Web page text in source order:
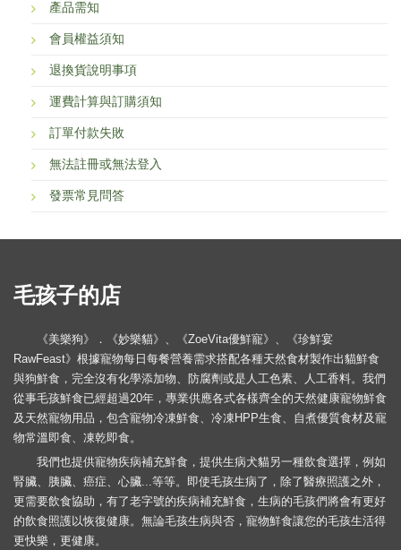
產品需知
會員權益須知
退換貨說明事項
運費計算與訂購須知
訂單付款失敗
無法註冊或無法登入
發票常見問答
毛孩子的店
《美樂狗》．《妙樂貓》、《ZoeVita優鮮寵》、《珍鮮宴
RawFeast》根據寵物每日每餐營養需求搭配各種天然食材製作出貓鮮食
與狗鮮食，完全沒有化學添加物、防腐劑或是人工色素、人工香料。我們
從事毛孩鮮食已經超過20年，專業供應各式各樣齊全的天然健康寵物鮮食
及天然寵物用品，包含寵物冷凍鮮食、冷凍HPP生食、自煮優質食材及寵
物常溫即食、凍乾即食。
我們也提供寵物疾病補充鮮食，提供生病犬貓另一種飲食選擇，例如
腎臟、胰臟、癌症、心臟...等等。即使毛孩生病了，除了醫療照護之外，
更需要飲食協助，有了老字號的疾病補充鮮食，生病的毛孩們將會有更好
的飲食照護以恢復健康。無論毛孩生病與否，寵物鮮食讓您的毛孩生活得
更快樂，更健康。